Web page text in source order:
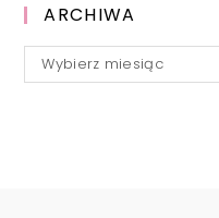
ARCHIWA
Archiwa
Wybierz miesiąc